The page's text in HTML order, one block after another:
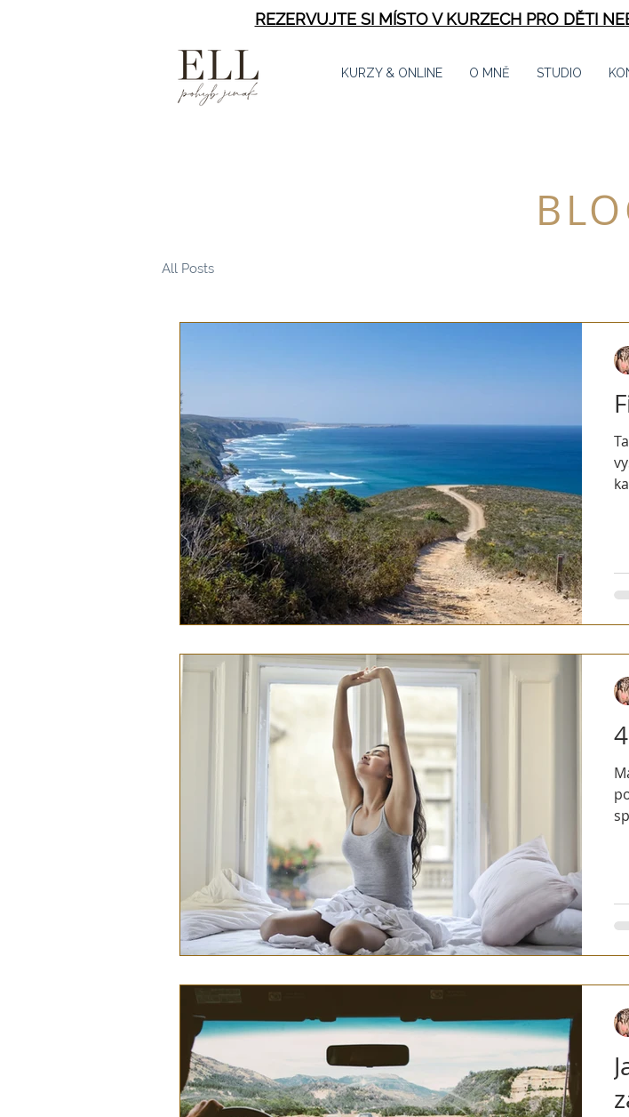
REZERVUJTE SI MÍSTO V KURZECH PRO DĚTI
KURZY & ONLINE O MNĚ STUDIO
All Posts